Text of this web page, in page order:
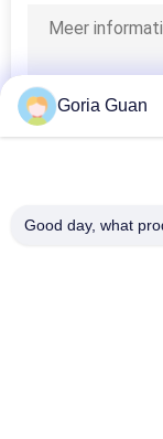
Goria Guan
Good day, what